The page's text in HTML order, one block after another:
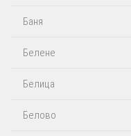
Баня
Белене
Белица
Белово